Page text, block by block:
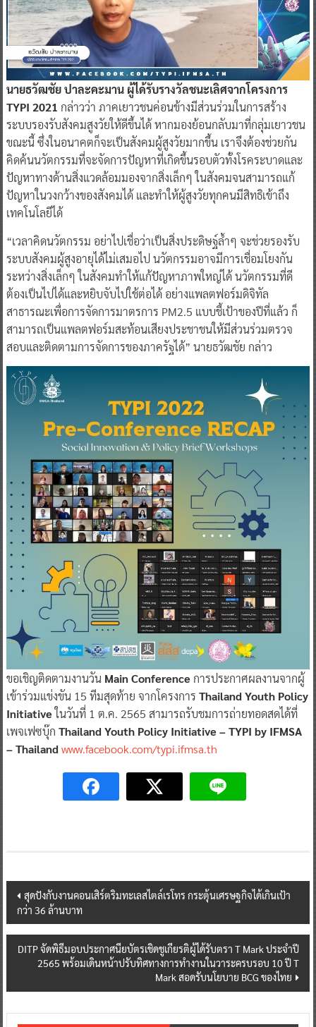
นายธวัฒชัย ปาละคะมาน ผู้ได้รับรางวัลชนะเลิศจากโครงการ
TYPI 2021 กล่าวว่า ภาคเยาวชนค่อนข้างมีส่วนร่วมในการสร้าง
ระบบรองรับสังคมสูงวัยให้ดีขึ้นได้ หากมองย้อนกลับมาที่กลุ่มเยาวชน
ขณะนี้ ซึ่งในอนาคตก็จะเป็นสังคมผู้สูงวัยมากขึ้น เราจึงต้องช่วยกัน
คิดค้นนวัตกรรมที่จะจัดการปัญหาที่เกิดขึ้นรอบตัวทั้งโรคระบาดและ
ปัญหาทางด้านสิ่งแวดล้อมมองจากสิ่งเล็กๆ ในสังคมจนสามารถแก้
ปัญหาในวงกว้างของสังคมได้ และทำให้ผู้สูงวัยทุกคนมีสิทธิเข้าถึง
เทคโนโลยีได้
“เวลาคิดนวัตกรรม อย่าไปเชื่อว่าเป็นสิ่งประดิษฐ์ล้ำๆ จะช่วยรองรับ
ระบบสังคมผู้สูงอายุได้ไม่เสมอไป นวัตกรรมอาจมีการเชื่อมโยงกัน
ระหว่างสิ่งเล็กๆ ในสังคมทำให้แก้ปัญหาภาพใหญ่ได้ นวัตกรรมที่ดี
ต้องเป็นไปได้และหยิบจับไปใช้ต่อได้ อย่างแพลตฟอร์มดิจิทัล
สาธารณะเพื่อการจัดการมาตรการ PM2.5 แบบชี้เป้าของปีที่แล้ว ก็
สามารถเป็นแพลตฟอร์มสะท้อนเสียงประชาชนให้มีส่วนร่วมตรวจ
สอบและติดตามการจัดการของภาครัฐได้” นายธวัฒชัย กล่าว
ขอเชิญติดตามงานวัน Main Conferenceการประกาศผลงานจากผู้
เข้าร่วมแข่งขัน 15 ทีมสุดท้าย จากโครงการ Thailand Youth Policy
Initiativeในวันที่ 1 ต.ค. 2565 สามารถรับชมการถ่ายทอดสดได้ที่
เพจเฟซบุ๊ก Thailand Youth Policy Initiative – TYPI by IFMSA
– Thailand www.facebook.com/typi.ifmsa.th
Post
navigation
สุดปังกับงานคอนเสิร์ตริมทะเลสไตล์เรโทร กระตุ้นเศรษฐกิจได้เกินเป้า
กว่า 36 ล้านบาท
DITP จัดพิธีมอบประกาศนียบัตรเชิดชูเกียรติผู้ได้รับตรา T Mark ประจำปี
2565 พร้อมเดินหน้าปรับทิศทางการทำงานในวาระครบรอบ 10 ปี T
Mark สอดรับนโยบาย BCG ของไทย